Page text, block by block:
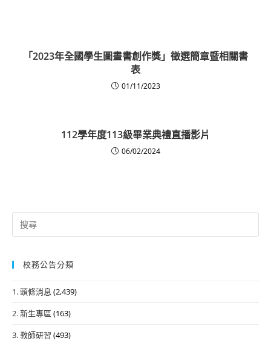
「2023年全國學生圖畫書創作獎」徵選簡章暨相關書
表
01/11/2023
112學年度113級畢業典禮直播影片
06/02/2024
Search
for:
校務公告分類
1. 頭條消息 (2,439)
2. 新生專區 (163)
3. 教師研習 (493)